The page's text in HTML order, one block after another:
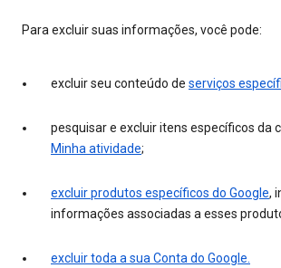
Para excluir suas informações, você pode:
excluir seu conteúdo de serviços
pesquisar e excluir itens específicos da
Minha atividade;
excluir produtos específicos do Google,
informações associadas a esses
excluir toda a sua Conta do Google.